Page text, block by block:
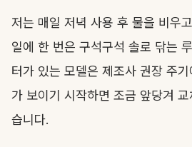
저는 매일 저녁 사용 후 물을 비우
일에 한 번은 구석구석 솔로 닦는
터가 있는 모델은 제조사 권장 주
가 보이기 시작하면 조금 앞당겨
습니다.